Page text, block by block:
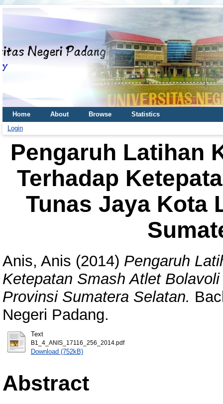
Home About Browse
Statistics
Login
Pengaruh Latihan
Terhadap
Tunas Jaya Kota
Anis, Anis (2014) Pengaruh
Ketepatan Smash Atlet
Provinsi Sumatera Selatan.
Negeri Padang.
Text
B1_4_ANIS_17116_256_2014.pdf
Download (752kB)
Abstract